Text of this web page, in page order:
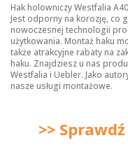
Hak holowniczy Westfalia
Jest odporny na korozję, co
nowoczesnej technologii
użytkowania. Montaż haku
także atrakcyjne rabaty na
haku. Znajdziesz u nas
Westfalia i Uebler. Jako
nasze usługi montażowe.
>>